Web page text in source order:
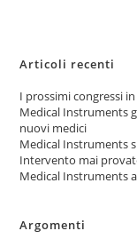
Articoli recenti
I prossimi congressi
Medical Instruments
nuovi medici
Medical Instruments
Intervento mai
Medical Instruments
Argomenti